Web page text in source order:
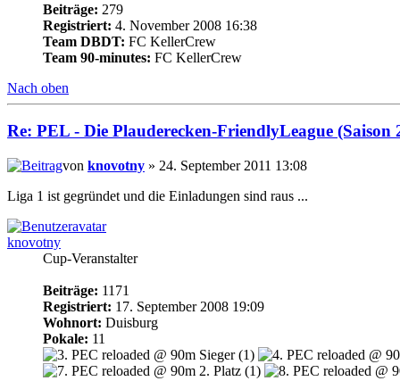
Beiträge: 279
Registriert: 4. November 2008 16:38
Team DBDT: FC KellerCrew
Team 90-minutes: FC KellerCrew
Nach oben
Re: PEL - Die Plauderecken-FriendlyLeague (Saison
von knovotny » 24. September 2011 13:08
Liga 1 ist gegründet und die Einladungen sind raus ...
knovotny
Cup-Veranstalter
Beiträge: 1171
Registriert: 17. September 2008 19:09
Wohnort: Duisburg
Pokale: 11